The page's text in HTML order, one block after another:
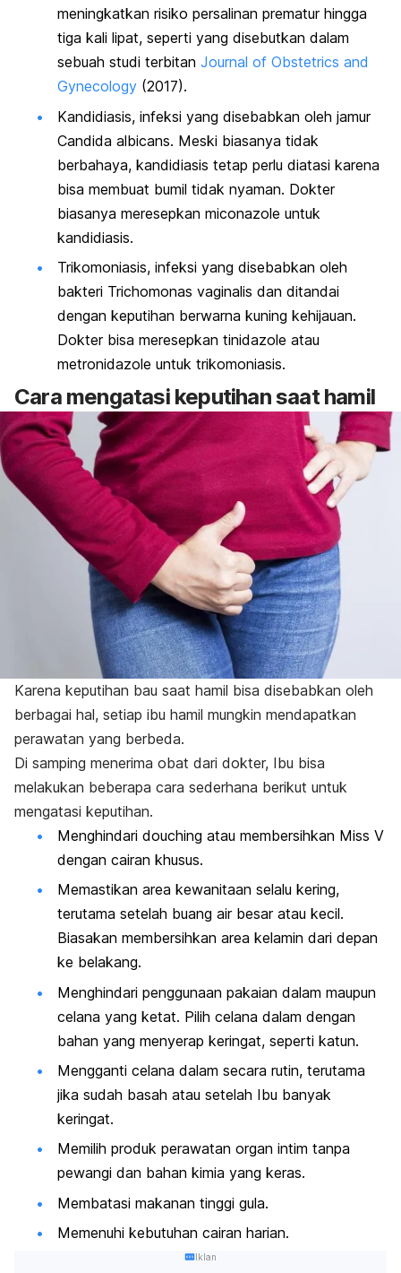
meningkatkan risiko persalinan prematur hingga
tiga kali lipat, seperti yang disebutkan dalam
sebuah studi terbitan Journal of Obstetrics and
Gynecology (2017).
Kandidiasis, infeksi yang disebabkan oleh jamur
Candida albicans. Meski biasanya tidak
berbahaya, kandidiasis tetap perlu diatasi karena
bisa membuat bumil tidak nyaman. Dokter
biasanya meresepkan miconazole untuk
kandidiasis.
Trikomoniasis, infeksi yang disebabkan oleh
bakteri Trichomonas vaginalis dan ditandai
dengan keputihan berwarna kuning kehijauan.
Dokter bisa meresepkan tinidazole atau
metronidazole untuk trikomoniasis.
Cara mengatasi keputihan saat hamil
Karena keputihan bau saat hamil bisa disebabkan oleh
berbagai hal, setiap ibu hamil mungkin mendapatkan
perawatan yang berbeda.
Di samping menerima obat dari dokter, Ibu bisa
melakukan beberapa cara sederhana berikut untuk
mengatasi keputihan.
Menghindari douching atau membersihkan Miss V
dengan cairan khusus.
Memastikan area kewanitaan selalu kering,
terutama setelah buang air besar atau kecil.
Biasakan membersihkan area kelamin dari depan
ke belakang.
Menghindari penggunaan pakaian dalam maupun
celana yang ketat. Pilih celana dalam dengan
bahan yang menyerap keringat, seperti katun.
Mengganti celana dalam secara rutin, terutama
jika sudah basah atau setelah Ibu banyak
keringat.
Memilih produk perawatan organ intim tanpa
pewangi dan bahan kimia yang keras.
Membatasi makanan tinggi gula.
Memenuhi kebutuhan cairan harian.
Iklan